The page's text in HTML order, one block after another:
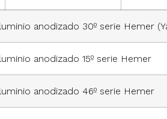
anodizado 30º serie Hemer
anodizado 15º serie Hemer
anodizado 46º serie Hemer